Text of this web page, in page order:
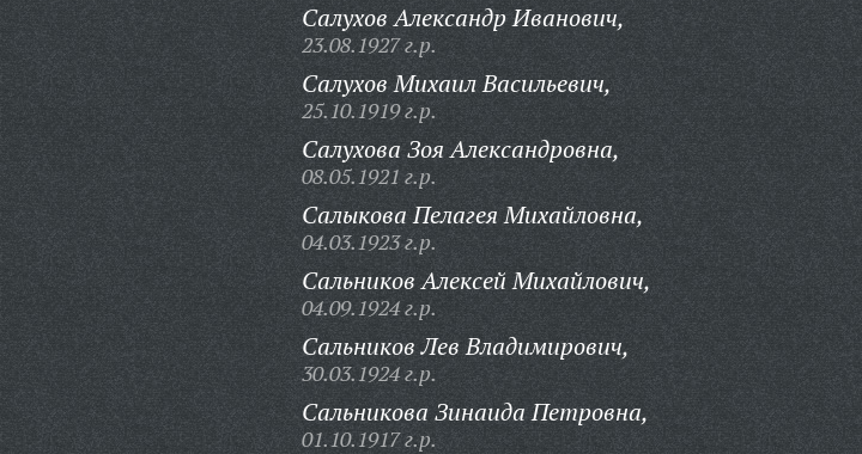
Салухов Александр Иванович,
23.08.1927 г.р.
Салухов Михаил Васильевич,
25.10.1919 г.р.
Салухова Зоя Александровна,
08.05.1921 г.р.
Салыкова Пелагея Михайловна,
04.03.1923 г.р.
Сальников Алексей Михайлович,
04.09.1924 г.р.
Сальников Лев Владимирович,
30.03.1924 г.р.
Сальникова Зинаида Петровна,
01.10.1917 г.р.